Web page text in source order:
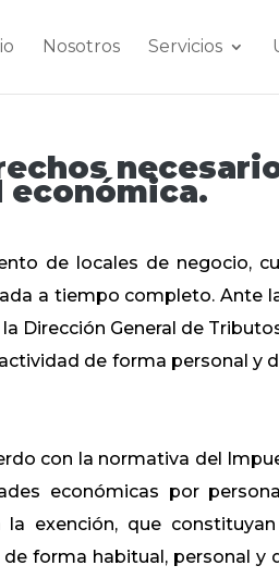
Nosotros Servicios
de locales de negocio,
a tiempo completo. Ante
Dirección General de
de forma personal y
con la normativa del
económicas por
exención, que
forma habitual, personal y